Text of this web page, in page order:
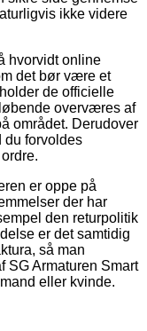
ikke videre
hvorvidt online
det bør være et
de officielle
overværes af
området. Derudover
forvoldes
er oppe på
der har
den returpolitik
er det samtidig
så man
SG Armaturen Smart
eller kvinde.